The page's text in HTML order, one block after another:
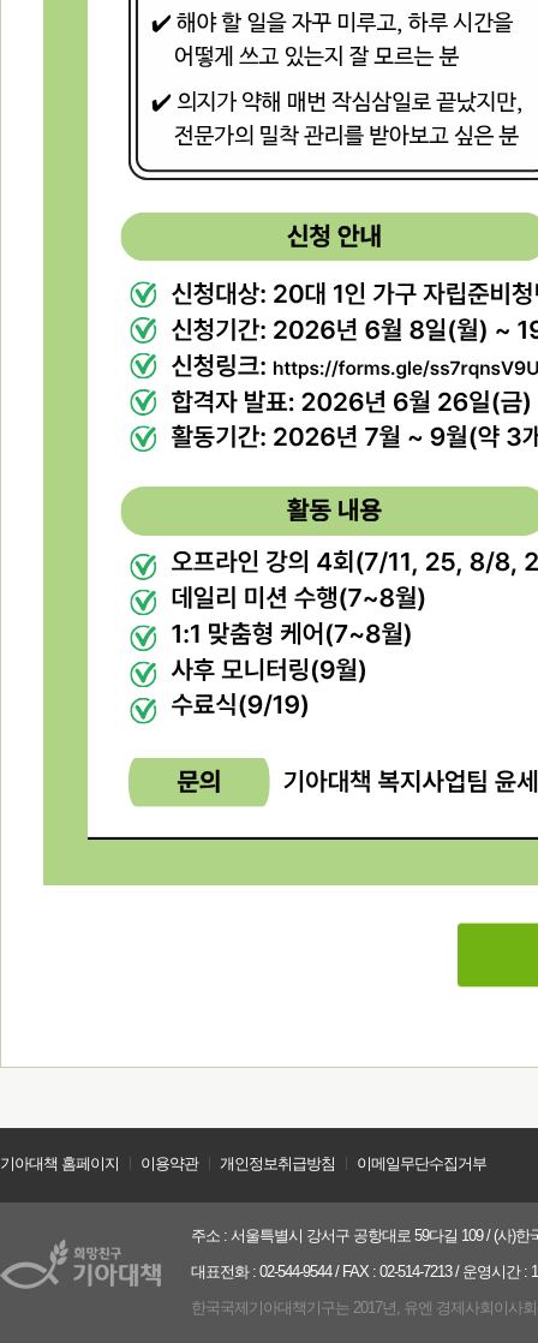
기아대책 홈페이지 이용약관 개인정보취급방침 이메일무단수집거부
주소 : 서울특별시 강서구 공항대로 59다길 109 / (사)
대표전화 : 02-544-9544 / FAX : 02-514-7213 / 운영시간 :
한국국제기아대책기구는 2017년, 유엔 경제사회이사